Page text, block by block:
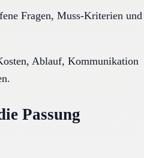
Fragen, Muss-Kriterien und
Ablauf, Kommunikation
Passung